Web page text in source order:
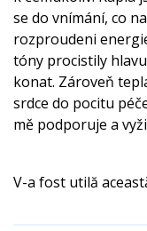
se do vnímání, co
rozproudeni
tóny procistily
konat. Zároveň
srdce do pocitu
mě podporuje a
V-a fost utilă